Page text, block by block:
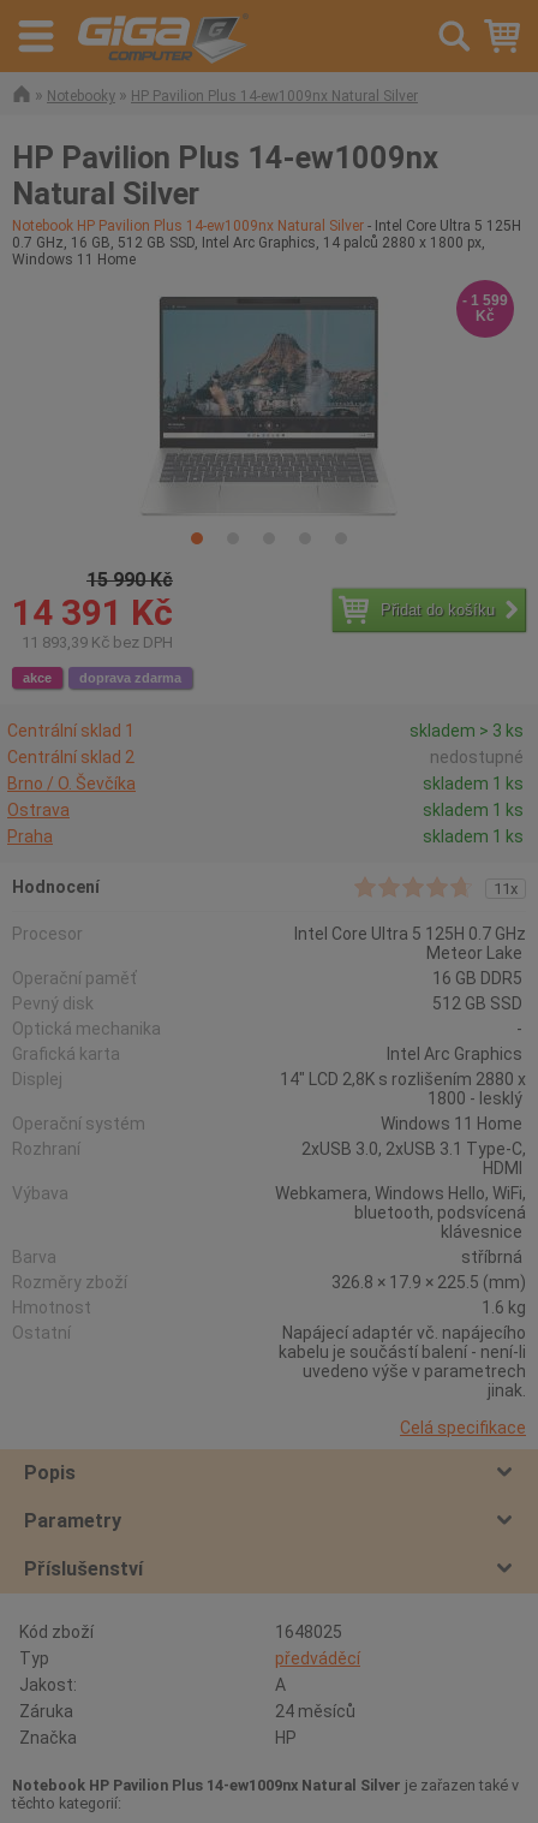
» Notebooky » HP Pavilion Plus 14-ew1009nx Natural Silver
HP Pavilion Plus 14-ew1009nx
Natural Silver
Notebook HP Pavilion Plus 14-ew1009nx Natural Silver - Intel Core Ultra 5 125H
0.7 GHz, 16 GB, 512 GB SSD, Intel Arc Graphics, 14 palců 2880 x 1800 px,
Windows 11 Home
15 990 Kč
14 391 Kč
11 893,39 Kč bez DPH
Přidat do košíku
akce doprava zdarma
- 1 599
Kč
Centrální sklad 1
skladem > 3 ks
Centrální sklad 2
nedostupné
Brno / O. Ševčíka
skladem 1 ks
Ostrava
skladem 1 ks
Praha
skladem 1 ks
Hodnocení 11x
Procesor
Intel Core Ultra 5 125H 0.7 GHz
Meteor Lake
Operační paměť
16 GB DDR5
Pevný disk
512 GB SSD
Optická mechanika
-
Grafická karta
Intel Arc Graphics
Displej
14" LCD 2,8K s rozlišením 2880 x
1800 - lesklý
Operační systém
Windows 11 Home
Rozhraní
2xUSB 3.0, 2xUSB 3.1 Type-C,
HDMI
Výbava
Webkamera, Windows Hello, WiFi,
bluetooth, podsvícená
klávesnice
Barva
stříbrná
Rozměry zboží
326.8 × 17.9 × 225.5 (mm)
Hmotnost
1.6 kg
Ostatní
Napájecí adaptér vč. napájecího
kabelu je součástí balení - není-li
uvedeno výše v parametrech
jinak.
Celá specifikace
Popis
Parametry
Příslušenství
Kód zboží
1648025
Typ
předváděcí
Jakost:
A
Záruka
24 měsíců
Značka
HP
Notebook HP Pavilion Plus 14-ew1009nx Natural Silver je zařazen také v
těchto kategorií: